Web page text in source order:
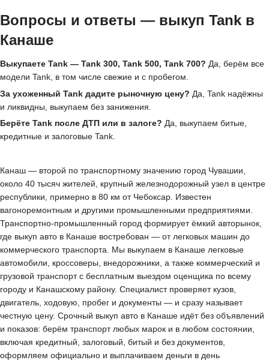
Вопросы и ответы — выкуп Tank в
Канаше
Выкупаете Tank — Tank 300, Tank 500, Tank 700? Да, берём все
модели Tank, в том числе свежие и с пробегом.
За ухоженный Tank дадите рыночную цену? Да, Tank надёжны
и ликвидны, выкупаем без занижения.
Берёте Tank после ДТП или в залоге? Да, выкупаем битые,
кредитные и залоговые Tank.
Канаш — второй по транспортному значению город Чувашии,
около 40 тысяч жителей, крупный железнодорожный узел в центре
республики, примерно в 80 км от Чебоксар. Известен
вагоноремонтным и другими промышленными предприятиями.
Транспортно-промышленный город формирует ёмкий авторынок,
где выкуп авто в Канаше востребован — от легковых машин до
коммерческого транспорта. Мы выкупаем в Канаше легковые
автомобили, кроссоверы, внедорожники, а также коммерческий и
грузовой транспорт с бесплатным выездом оценщика по всему
городу и Канашскому району. Специалист проверяет кузов,
двигатель, ходовую, пробег и документы — и сразу называет
честную цену. Срочный выкуп авто в Канаше идёт без объявлений
и показов: берём транспорт любых марок и в любом состоянии,
включая кредитный, залоговый, битый и без документов,
оформляем официально и выплачиваем деньги в день